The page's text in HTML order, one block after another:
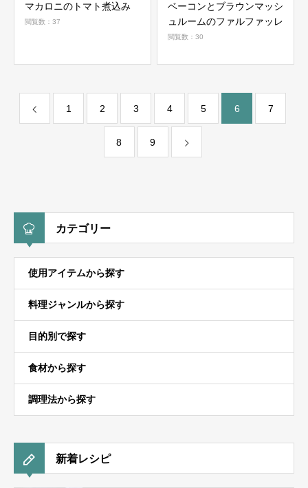
マカロニのトマト煮込み
閲覧数：37
ベーコンとブラウンマッシ
ュルームのファルファッレ
閲覧数：30
1 2 3 4 5 6 7
8 9
カテゴリー
使用アイテムから探す
料理ジャンルから探す
目的別で探す
食材から探す
調理法から探す
新着レシピ